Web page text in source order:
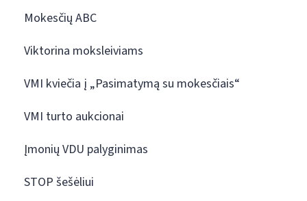
Mokesčių ABC
Viktorina moksleiviams
VMI kviečia į „Pasimatymą su mokesčiais“
VMI turto aukcionai
Įmonių VDU palyginimas
STOP šešėliui